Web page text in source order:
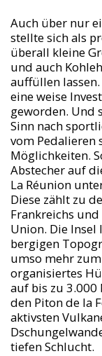
Auch über nur
stellte sich als
überall kleine
und auch
auffüllen
eine weise
geworden. Und
Sinn nach
vom Pedalieren
Möglichkeiten.
Abstecher auf
La Réunion
Diese zählt zu
Frankreichs
Union. Die
bergigen
umso mehr
organisiertes
auf bis zu 3.000
den Piton de la
aktivsten
tiefen Schlucht.